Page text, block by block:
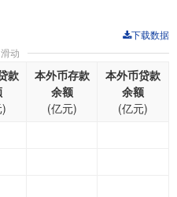
下载数据
动
款
本外币存款
余额
(亿元)
本外币贷款
余额
(亿元)